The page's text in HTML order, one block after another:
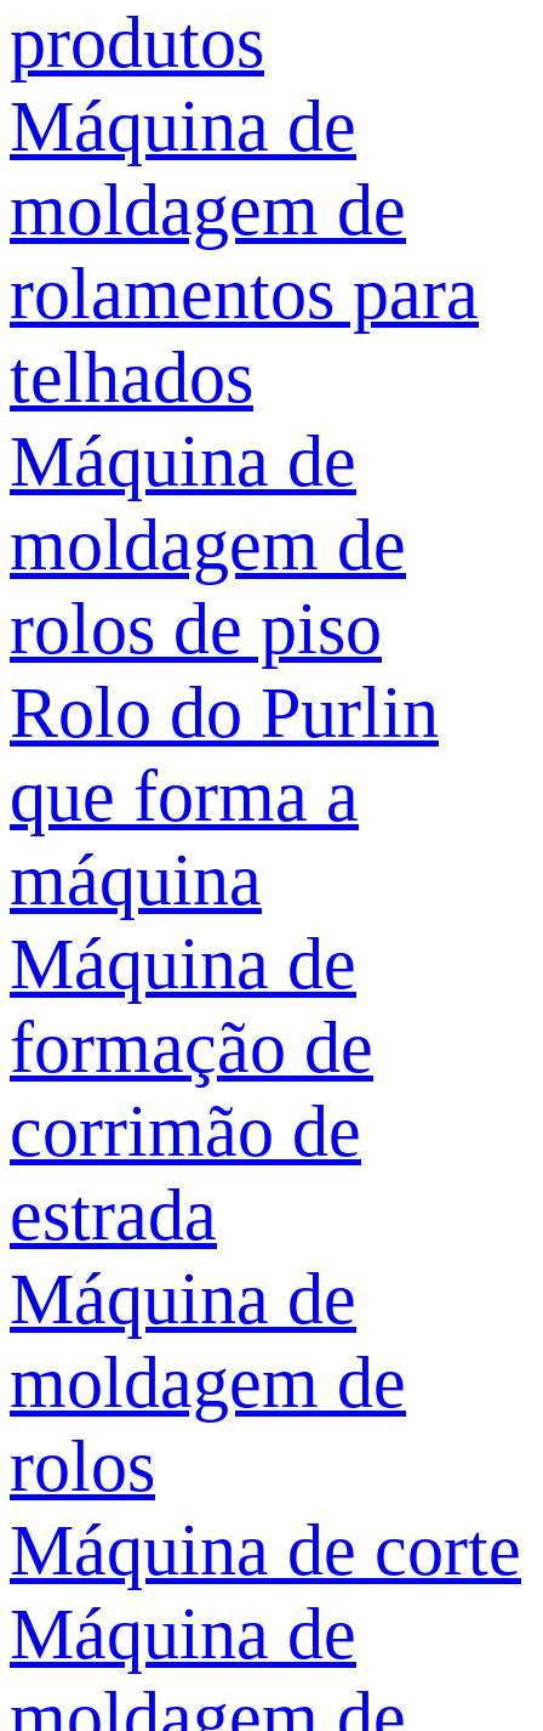
produtos
Máquina de
moldagem de
rolamentos para
telhados
Máquina de
moldagem de
rolos de piso
Rolo do Purlin
que forma a
máquina
Máquina de
formação de
corrimão de
estrada
Máquina de
moldagem de
rolos
Máquina de corte
Máquina de